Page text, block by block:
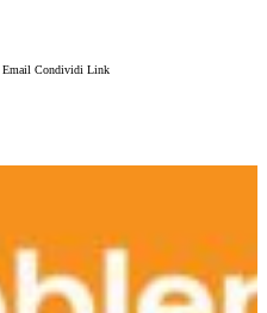
Email Condividi Link